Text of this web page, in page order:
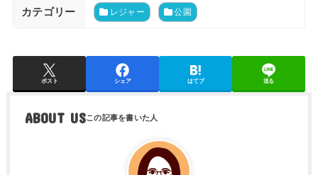
カテゴリー レジャー 公園
ポスト シェア はてブ 送る
ABOUT US